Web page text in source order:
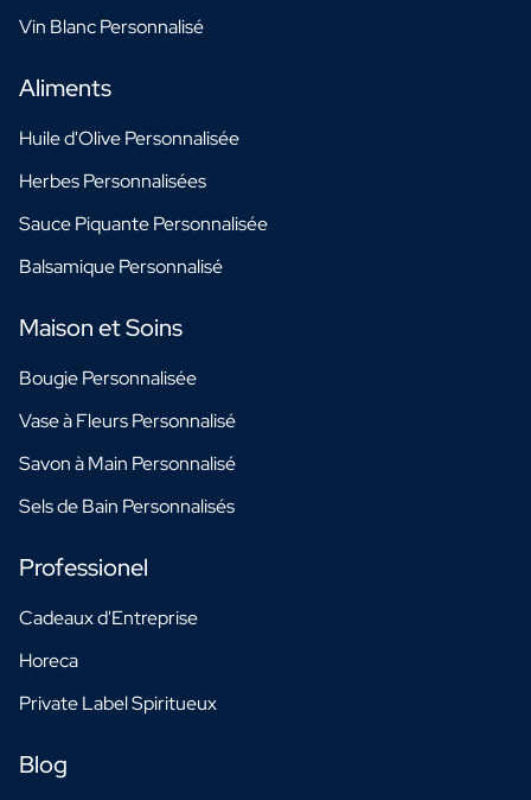
Vin Blanc Personnalisé
Aliments
Huile d'Olive Personnalisée
Herbes Personnalisées
Sauce Piquante Personnalisée
Balsamique Personnalisé
Maison et Soins
Bougie Personnalisée
Vase à Fleurs Personnalisé
Savon à Main Personnalisé
Sels de Bain Personnalisés
Professionel
Cadeaux d'Entreprise
Horeca
Private Label Spiritueux
Blog